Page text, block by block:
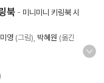
북 - 미니미니 키링북 시
영 (그림), 박혜원 (옮긴